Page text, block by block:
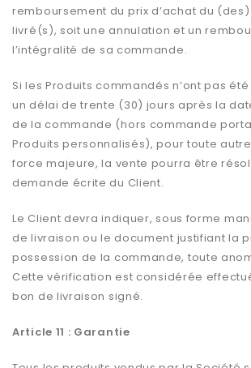
remboursement du prix d’achat du
livré(s), soit une annulation et un
l’intégralité de sa commande.
Si les Produits commandés n’ont pas
un délai de trente (30) jours après la
de la commande (hors commande
Produits personnalisés), pour toute
force majeure, la vente pourra être
demande écrite du Client.
Le Client devra indiquer, sous forme
de livraison ou le document justifiant la
possession de la commande, toute
Cette vérification est considérée
bon de livraison signé.
Article 11 : Garantie